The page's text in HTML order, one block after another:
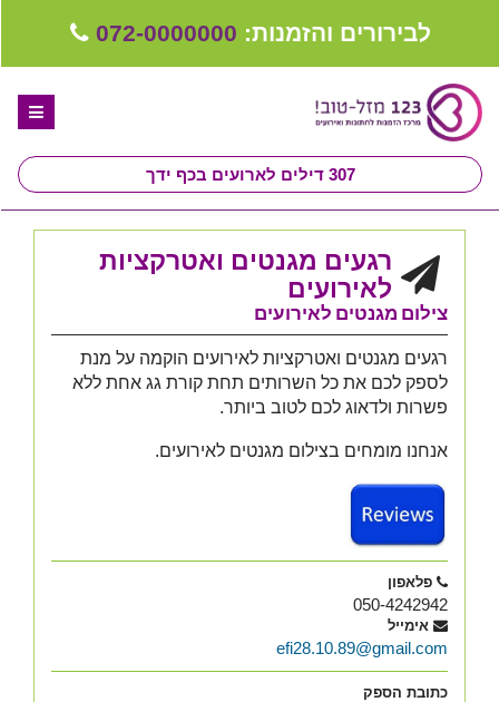
לבירורים והזמנות: 072-0000000
307 דילים לארועים בכף ידך
ספקים לחתונה מומלצים
קבלו ייעוץ בחינם
טיפים לארגון ותכנון חתונה
קבוצת וואטסאפ-ספקים עונים LIVE
שירות אישי בקליק
רגעים מגנטים ואטרקציות
לאירועים
צילום מגנטים לאירועים
רגעים מגנטים ואטרקציות לאירועים הוקמה על מנת
לספק לכם את כל השרותים תחת קורת גג אחת ללא
פשרות ולדאוג לכם לטוב ביותר.
אנחנו מומחים בצילום מגנטים לאירועים.
פלאפון
050-4242942
אימייל
efi28.10.89@gmail.com
כתובת הספק